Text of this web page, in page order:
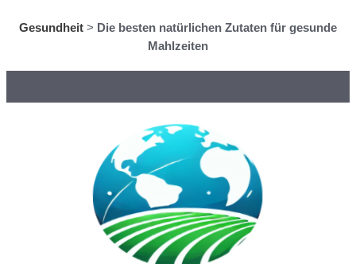
Gesundheit > Die besten natürlichen Zutaten für gesunde
Mahlzeiten